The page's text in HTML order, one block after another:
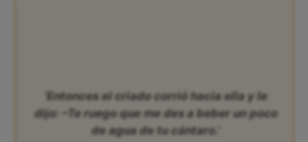
‘Entonces el criado corrió hacia ella y le
dijo: –Te ruego que me des a beber un poco
de agua de tu cántaro.’